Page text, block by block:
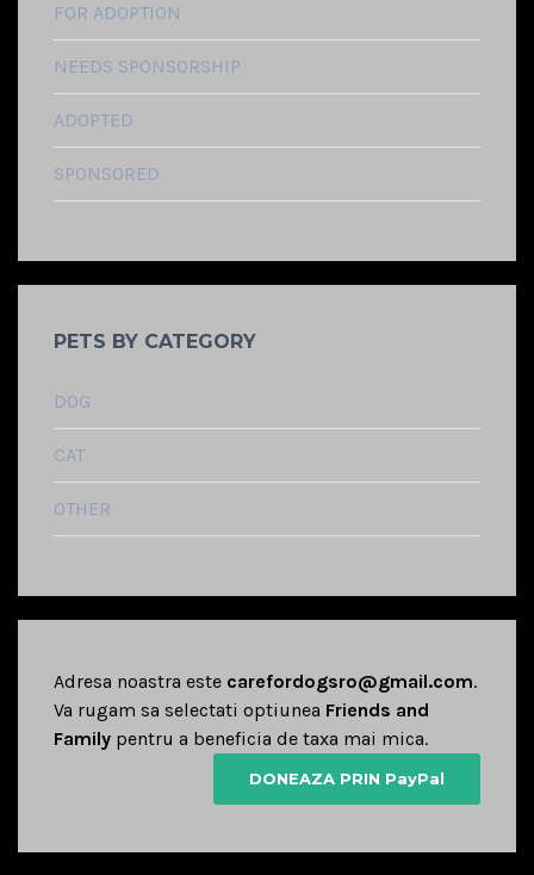
FOR ADOPTION
NEEDS SPONSORSHIP
ADOPTED
SPONSORED
PETS BY CATEGORY
DOG
CAT
OTHER
Adresa noastra este carefordogsro@gmail.com.
Va rugam sa selectati optiunea Friends and
Family pentru a beneficia de taxa mai mica.
DONEAZA PRIN PayPal